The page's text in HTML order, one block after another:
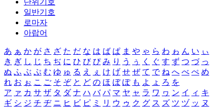
단위기호
일반기호
로마자
아랍어
あ ぁ か が さ ざ た だ な は ば ぱ ま や ゃ ら わ ゎ ん い ぃ
き ぎ し じ ち ぢ に ひ び ぴ み り う ぅ く ぐ す ず つ づ っ
ぬ ふ ぶ ぷ む ゆ ゅ る え ぇ け げ せ ぜ て で ね へ べ ぺ め
れ お ぉ こ ご そ ぞ と ど の ほ ぼ ぽ も よ ょ ろ を
ア ァ カ サ ザ タ ダ ナ ハ バ パ マ ヤ ャ ラ ワ ヮ ン イ ィ キ
ギ シ ジ チ ヂ ニ ヒ ビ ピ ミ リ ウ ゥ ク グ ス ズ ツ ヅ ッ ヌ